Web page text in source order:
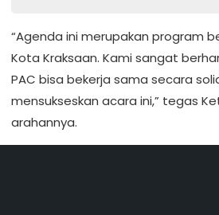
“Agenda ini merupakan program
Kota Kraksaan. Kami sangat
PAC bisa bekerja sama secara
mensukseskan acara ini,” tegas
arahannya.